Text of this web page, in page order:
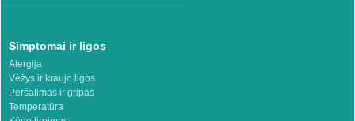
Simptomai ir ligos
Alergija
Vėžys ir kraujo ligos
Peršalimas ir gripas
Temperatūra